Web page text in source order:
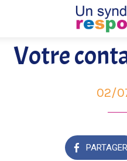
Votre
02/
PARTAGER